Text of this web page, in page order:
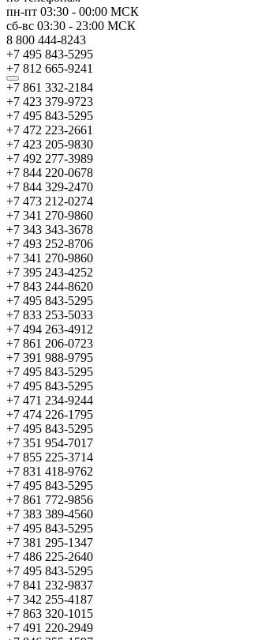
пн-пт 03:30 - 00:00 МСК
сб-вс 03:30 - 23:00 МСК
8 800 444-8243
+7 495 843-5295
+7 812 665-9241
+7 861 332-2184
+7 423 379-9723
+7 495 843-5295
+7 472 223-2661
+7 423 205-9830
+7 492 277-3989
+7 844 220-0678
+7 844 329-2470
+7 473 212-0274
+7 341 270-9860
+7 343 343-3678
+7 493 252-8706
+7 341 270-9860
+7 395 243-4252
+7 843 244-8620
+7 495 843-5295
+7 833 253-5033
+7 494 263-4912
+7 861 206-0723
+7 391 988-9795
+7 495 843-5295
+7 495 843-5295
+7 471 234-9244
+7 474 226-1795
+7 495 843-5295
+7 351 954-7017
+7 855 225-3714
+7 831 418-9762
+7 495 843-5295
+7 861 772-9856
+7 383 389-4560
+7 495 843-5295
+7 381 295-1347
+7 486 225-2640
+7 495 843-5295
+7 841 232-9837
+7 342 255-4187
+7 863 320-1015
+7 491 220-2949